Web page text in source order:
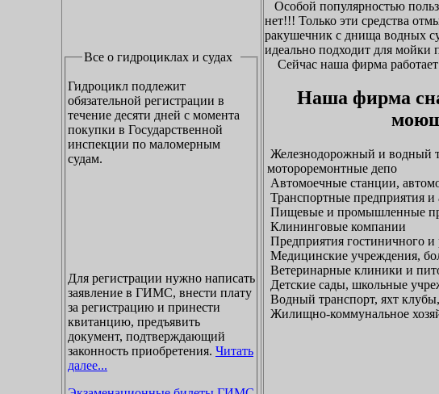
Все о гидроциклах и судах
Гидроцикл подлежит
обязательной регистрации в
течение десяти дней с момента
покупки в Государственной
инспекции по маломерным
судам.
Для регистрации нужно написать
заявление в ГИМС, внести плату
за регистрацию и принести
квитанцию, предъявить
документ, подтверждающий
законность приобретения. Читать
далее...
Особой популярностью
нет!!! Только эти средства
ракушечник с днища водных
идеально подходит для мойки
Сейчас наша фирма
Наша фирма
Железнодорожный и водный
мотороремонтные депо
Автомоечные станции,
Транспортные предприятия и
Пищевые и промышленные
Клининговые компании
Предприятия гостиничного и
Медицинские учреждения,
Ветеринарные клиники и
Детские сады, школьные
Водный транспорт, яхт
Жилищно-коммунальное